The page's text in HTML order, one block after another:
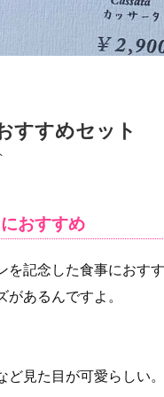
すめセット
おすすめ
記念した食事におすす
あるんですよ。
ど見た目が可愛らしい